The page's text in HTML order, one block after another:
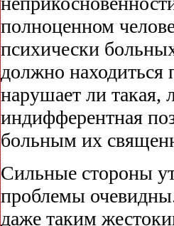
полноценном
психически
должно находиться
нарушает ли такая,
индифферентная
больным их
Сильные стороны
проблемы
даже таким